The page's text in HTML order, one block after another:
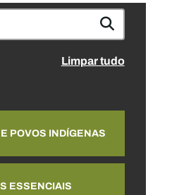
Limpar tudo
POVOS INDÍGENAS
ESSENCIAIS